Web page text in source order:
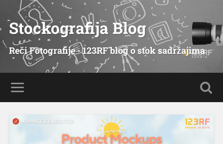
Stockografija Blog
Reči Fotografije - 123RF blog o stok sadržajima